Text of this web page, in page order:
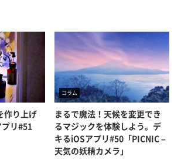
作り上げ
リ#51
コラム
まるで魔法！天候を変更でき
るマジックを体験しよう。デ
キるiOSアプリ#50「PICNIC –
天気の妖精カメラ」